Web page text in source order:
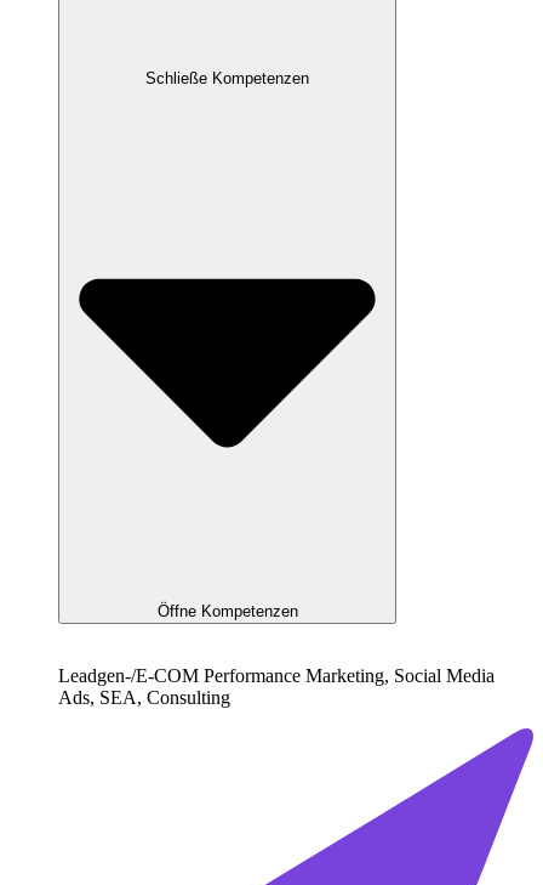
Schließe Kompetenzen
Öffne Kompetenzen
Leadgen-/E-COM Performance Marketing, Social Media
Ads, SEA, Consulting